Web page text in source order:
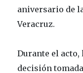
aniversario de
Veracruz.
Durante el acto,
decisión